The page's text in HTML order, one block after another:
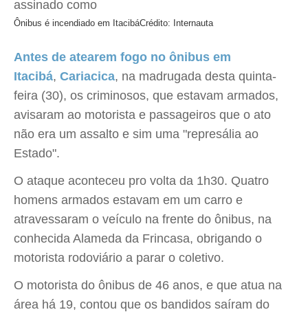
Ônibus é incendiado em ItacibáCrédito: Internauta
Antes de atearem fogo no ônibus em
Itacibá, Cariacica, na madrugada desta quinta-
feira (30), os criminosos, que estavam armados,
avisaram ao motorista e passageiros que o ato
não era um assalto e sim uma "represália ao
Estado".
O ataque aconteceu pro volta da 1h30. Quatro
homens armados estavam em um carro e
atravessaram o veículo na frente do ônibus, na
conhecida Alameda da Frincasa, obrigando o
motorista rodoviário a parar o coletivo.
O motorista do ônibus de 46 anos, e que atua na
área há 19, contou que os bandidos saíram do